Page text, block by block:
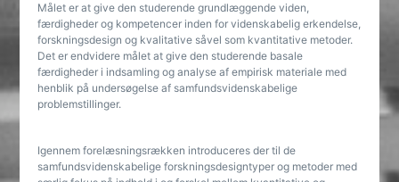
Målet er at give den studerende grundlæggende viden,
færdigheder og kompetencer inden for videnskabelig erkendelse,
forskningsdesign og kvalitative såvel som kvantitative metoder.
Det er endvidere målet at give den studerende basale
færdigheder i indsamling og analyse af empirisk materiale med
henblik på undersøgelse af samfundsvidenskabelige
problemstillinger.
Igennem forelæsningsrækken introduceres der til de
samfundsvidenskabelige forskningsdesigntyper og metoder med